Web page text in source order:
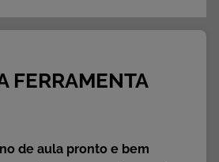
FERRAMENTA
de aula pronto e bem